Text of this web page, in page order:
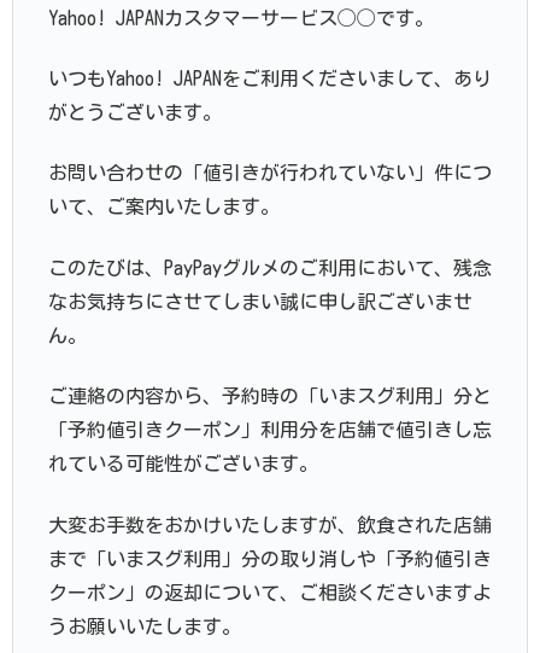
Yahoo! JAPANカスタマーサービス◯◯です。
いつもYahoo! JAPANをご利用くださいまして、あり
がとうございます。
お問い合わせの「値引きが行われていない」件につ
いて、ご案内いたします。
このたびは、PayPayグルメのご利用において、残念
なお気持ちにさせてしまい誠に申し訳ございませ
ん。
ご連絡の内容から、予約時の「いまスグ利用」分と
「予約値引きクーポン」利用分を店舗で値引きし忘
れている可能性がございます。
大変お手数をおかけいたしますが、飲食された店舗
まで「いまスグ利用」分の取り消しや「予約値引き
クーポン」の返却について、ご相談くださいますよ
うお願いいたします。